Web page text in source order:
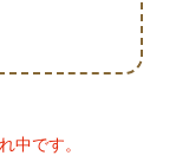
中です。